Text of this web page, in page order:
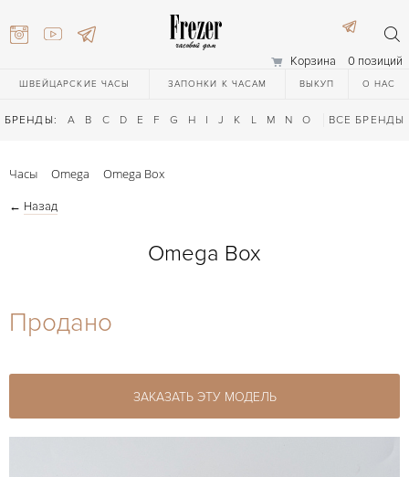
Корзина 0 позиций
ШВЕЙЦАРСКИЕ ЧАСЫ ЗАПОНКИ К ЧАСАМ ВЫКУП О НАС
БРЕНДЫ: A B C D E F G H I J K L M N O Q R S T
ВСЕ БРЕНДЫ
27-44
27-44
Часы Omega Omega Box
← Назад
Omega Box
Продано
ЗАКАЗАТЬ ЭТУ МОДЕЛЬ